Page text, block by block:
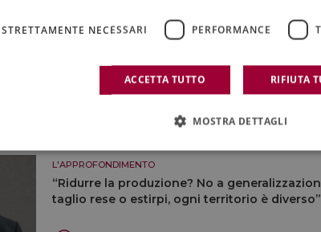
“Dovremmo cercare di riunire le
sotto un numero minore di consorzi di
L'APPROFONDIMENTO
“Ridurre la produzione? No a
taglio rese o estirpi, ogni territorio è diverso”
STRETTAMENTE NECESSARI PERFORMANCE
ACCETTA TUTTO RIFIUTA
MOSTRA DETTAGLI